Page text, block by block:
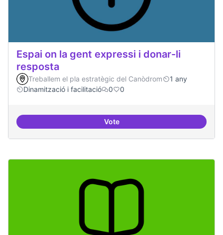
Espai on la gent expressi i donar-li
resposta
Treballem el pla estratègic del Canòdrom
1 any
Dinamització i facilitació
0 0
VoteEspai on la gent expressi i